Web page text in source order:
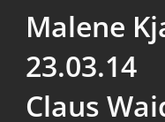
Malene
23.03.14
Claus